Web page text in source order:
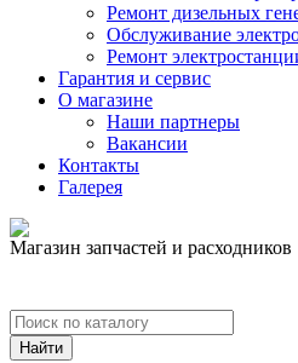
Ремонт дизельных
Обслуживание
Ремонт
Гарантия и сервис
О магазине
Наши партнеры
Вакансии
Контакты
Галерея
Магазин запчастей и расходников